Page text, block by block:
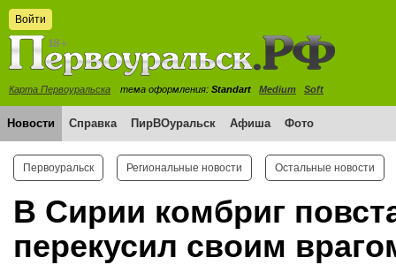
Войти
Карта Первоуральска тема оформления: Standart Medium Soft
Новости Справка ПирВОуральск Афиша Фото
Первоуральск Региональные новости Остальные новости
В Сирии комбриг
перекусил своим